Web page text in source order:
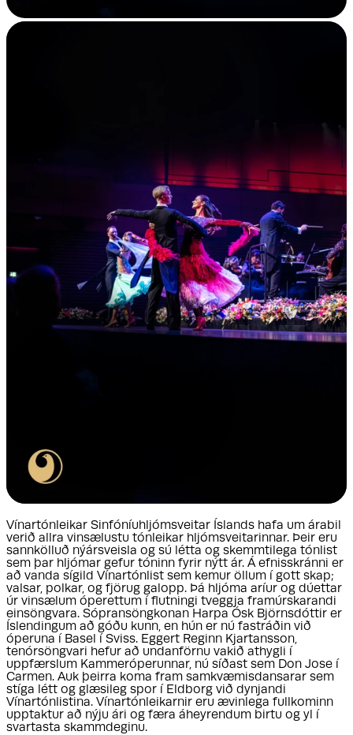
Vínartónleikar Sinfóníuhljómsveitar Íslands hafa um árabil
verið allra vinsælustu tónleikar hljómsveitarinnar. Þeir eru
sannkölluð nýársveisla og sú létta og skemmtilega tónlist
sem þar hljómar gefur tóninn fyrir nýtt ár. Á efnisskránni er
að vanda sígild Vínartónlist sem kemur öllum í gott skap;
valsar, polkar, og fjörug galopp. Þá hljóma aríur og dúettar
úr vinsælum óperettum í flutningi tveggja framúrskarandi
einsöngvara. Sópransöngkonan Harpa Ósk Björnsdóttir er
Íslendingum að góðu kunn, en hún er nú fastráðin við
óperuna í Basel í Sviss. Eggert Reginn Kjartansson,
tenórsöngvari hefur að undanförnu vakið athygli í
uppfærslum Kammeróperunnar, nú síðast sem Don Jose í
Carmen. Auk þeirra koma fram samkvæmisdansarar sem
stíga létt og glæsileg spor í Eldborg við dynjandi
Vínartónlistina. Vínartónleikarnir eru ævinlega fullkominn
upptaktur að nýju ári og færa áheyrendum birtu og yl í
svartasta skammdeginu.